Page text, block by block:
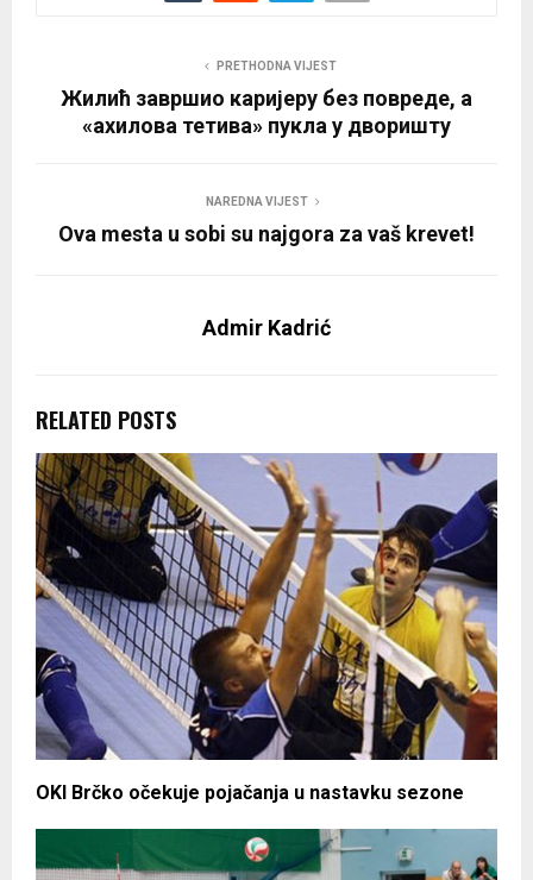
PRETHODNA VIJEST
Жилић завршио каријеру без повреде, а
«ахилова тетива» пукла у дворишту
NAREDNA VIJEST
Ova mesta u sobi su najgora za vaš krevet!
Admir Kadrić
RELATED POSTS
OKI Brčko očekuje pojačanja u nastavku sezone